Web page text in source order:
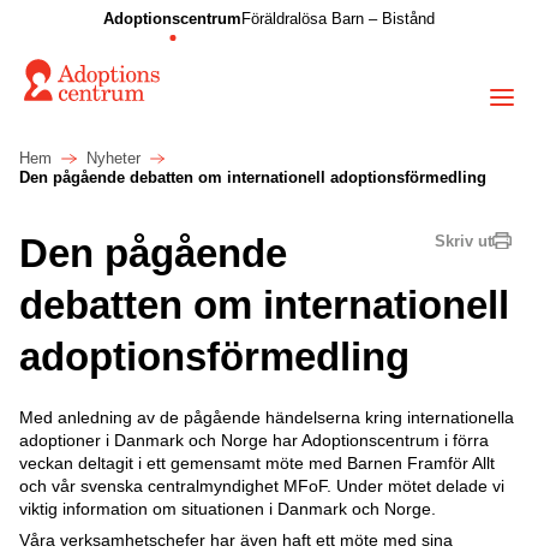
Adoptionscentrum Föräldralösa Barn – Bistånd
Hem
Nyheter
Den pågående debatten om internationell adoptionsförmedling
Skriv ut
Den pågående
debatten om internationell
adoptionsförmedling
Med anledning av de pågående händelserna kring internationella
adoptioner i Danmark och Norge har Adoptionscentrum i förra
veckan deltagit i ett gemensamt möte med Barnen Framför Allt
och vår svenska centralmyndighet MFoF. Under mötet delade vi
viktig information om situationen i Danmark och Norge.
Våra verksamhetschefer har även haft ett möte med sina